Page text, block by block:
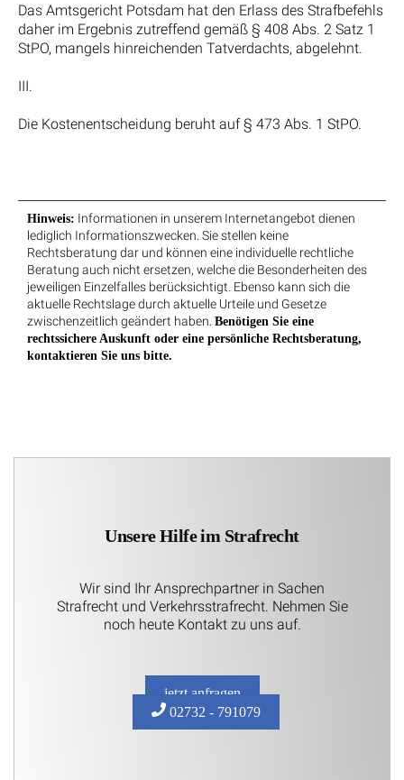
Das Amtsgericht Potsdam hat den Erlass des Strafbefehls
daher im Ergebnis zutreffend gemäß § 408 Abs. 2 Satz 1
StPO, mangels hinreichenden Tatverdachts, abgelehnt.
III.
Die Kostenentscheidung beruht auf § 473 Abs. 1 StPO.
Hinweis: Informationen in unserem Internetangebot dienen
lediglich Informationszwecken. Sie stellen keine
Rechtsberatung dar und können eine individuelle rechtliche
Beratung auch nicht ersetzen, welche die Besonderheiten des
jeweiligen Einzelfalles berücksichtigt. Ebenso kann sich die
aktuelle Rechtslage durch aktuelle Urteile und Gesetze
zwischenzeitlich geändert haben. Benötigen Sie eine
rechtssichere Auskunft oder eine persönliche Rechtsberatung,
kontaktieren Sie uns bitte.
Unsere Hilfe im Strafrecht
Wir sind Ihr Ansprechpartner in Sachen
Strafrecht und Verkehrsstrafrecht. Nehmen Sie
noch heute Kontakt zu uns auf.
jetzt anfragen
02732 - 791079